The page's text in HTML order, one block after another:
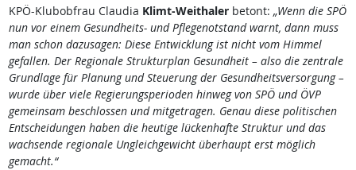
KPÖ-Klubobfrau Claudia Klimt-Weithaler betont: „Wenn die SPÖ
nun vor einem Gesundheits- und Pflegenotstand warnt, dann muss
man schon dazusagen: Diese Entwicklung ist nicht vom Himmel
gefallen. Der Regionale Strukturplan Gesundheit – also die zentrale
Grundlage für Planung und Steuerung der Gesundheitsversorgung –
wurde über viele Regierungsperioden hinweg von SPÖ und ÖVP
gemeinsam beschlossen und mitgetragen. Genau diese politischen
Entscheidungen haben die heutige lückenhafte Struktur und das
wachsende regionale Ungleichgewicht überhaupt erst möglich
gemacht.“